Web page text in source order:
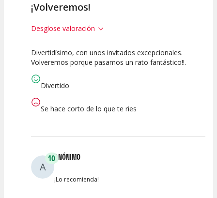
¡Volveremos!
Desglose valoración
10
Espectáculo
10 10
Divertidísimo, con unos invitados excepcionales.
Volveremos porque pasamos un rato fantástico!!.
Divertido
Se hace corto de lo que te ries
A
10ANÓNIMO
¡Lo recomienda!